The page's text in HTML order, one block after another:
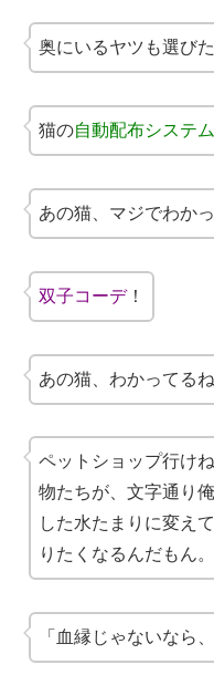
奥にいるヤツも選び
猫の自動配布システム
あの猫、マジでわか
双子コーデ！
あの猫、わかってる
ペットショップ行け
物たちが、文字通り
した水たまりに変え
りたくなるんだもん。
「血縁じゃないなら